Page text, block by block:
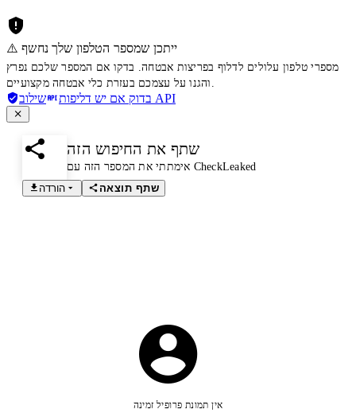
⚠️ ייתכן שמספר הטלפון שלך נחשף
מספרי טלפון עלולים לדלוף בפריצות אבטחה. בדקו אם המספר שלכם נפרץ
בדוק אם יש דליפות שילוב API
שתף את החיפוש הזה
אימתתי את המספר הזה עם CheckLeaked
הורדה
שתף תוצאה
אין תמונת פרופיל זמינה